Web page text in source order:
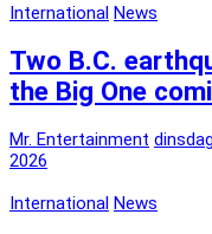
International News
Two B.C.
the Big One
Mr. Entertainment
2026
International News